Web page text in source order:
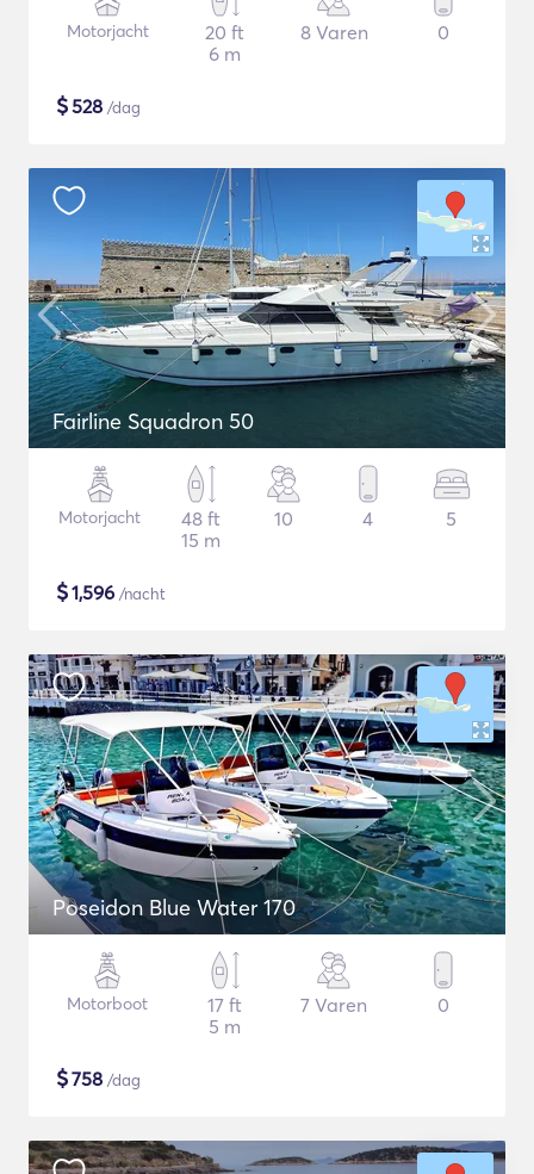
Motorjacht
20 ft
6 m
8 Varen 0
$528 /dag
Fairline Squadron 50
Motorjacht
48 ft
15 m
10 4 5
$1,596 /nacht
Poseidon Blue Water 170
Motorboot
17 ft
5 m
7 Varen 0
$758 /dag